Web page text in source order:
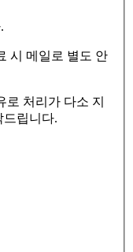
시 메일로 별도 안
처리가 다소 지
드립니다.